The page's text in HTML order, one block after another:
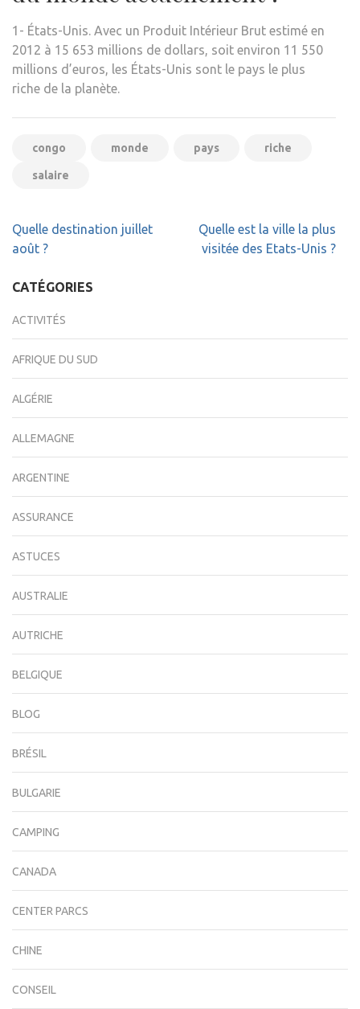
1- États-Unis. Avec un Produit Intérieur Brut estimé en
2012 à 15 653 millions de dollars, soit environ 11 550
millions d’euros, les États-Unis sont le pays le plus
riche de la planète.
congo monde pays riche
salaire
Navigation
de
Quelle destination juillet
août ?
Quelle est la ville la plus
visitée des Etats-Unis ?
CATÉGORIES
ACTIVITÉS
AFRIQUE DU SUD
ALGÉRIE
ALLEMAGNE
ARGENTINE
ASSURANCE
ASTUCES
AUSTRALIE
AUTRICHE
BELGIQUE
BLOG
BRÉSIL
BULGARIE
CAMPING
CANADA
CENTER PARCS
CHINE
CONSEIL